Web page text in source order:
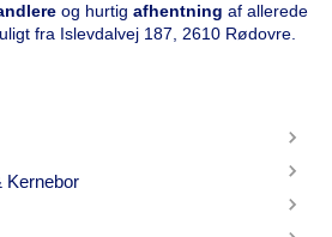
og hurtig afhentning af allerede
fra Islevdalvej 187, 2610 Rødovre.
Kernebor